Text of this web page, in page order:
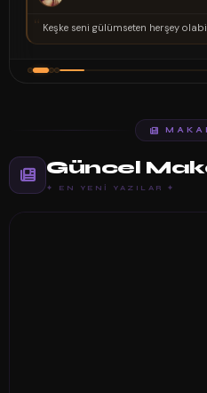
Keşke seni gülümseten herşey
Güncel
✦ EN YENI YAZILAR ✦